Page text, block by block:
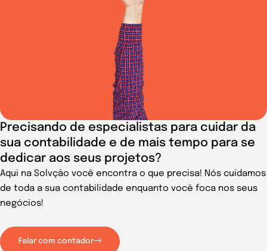
Precisando de especialistas para cuidar da
sua contabilidade e de mais tempo para se
dedicar aos seus projetos?
Aqui na Solvção você encontra o que precisa! Nós cuidamos
de toda a sua contabilidade enquanto você foca nos seus
negócios!
Falar com contador